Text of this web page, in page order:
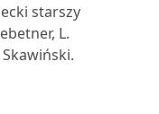
starszy
L.
Skawiński.